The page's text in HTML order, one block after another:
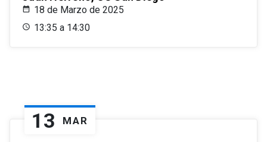
18 de Marzo de 2025
13:35 a 14:30
13 MAR